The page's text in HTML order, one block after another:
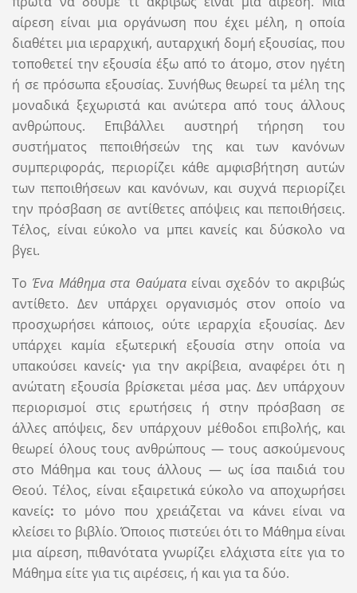
αίρεση είναι μια οργάνωση που έχει μέλη, η οποία
διαθέτει μια ιεραρχική, αυταρχική δομή εξουσίας, που
τοποθετεί την εξουσία έξω από το άτομο, στον ηγέτη
ή σε πρόσωπα εξουσίας. Συνήθως θεωρεί τα μέλη της
μοναδικά ξεχωριστά και ανώτερα από τους άλλους
ανθρώπους. Επιβάλλει αυστηρή τήρηση του
συστήματος πεποιθήσεών της και των κανόνων
συμπεριφοράς, περιορίζει κάθε αμφισβήτηση αυτών
των πεποιθήσεων και κανόνων, και συχνά περιορίζει
την πρόσβαση σε αντίθετες απόψεις και πεποιθήσεις.
Τέλος, είναι εύκολο να μπει κανείς και δύσκολο να
βγει.
Το Ένα Μάθημα στα Θαύματαείναι σχεδόν το ακριβώς
αντίθετο. Δεν υπάρχει οργανισμός στον οποίο να
προσχωρήσει κάποιος, ούτε ιεραρχία εξουσίας. Δεν
υπάρχει καμία εξωτερική εξουσία στην οποία να
υπακούσει κανείς· για την ακρίβεια, αναφέρει ότι η
ανώτατη εξουσία βρίσκεται μέσα μας. Δεν υπάρχουν
περιορισμοί στις ερωτήσεις ή στην πρόσβαση σε
άλλες απόψεις, δεν υπάρχουν μέθοδοι επιβολής, και
θεωρεί όλους τους ανθρώπους — τους ασκούμενους
στο Μάθημα και τους άλλους — ως ίσα παιδιά του
Θεού. Τέλος, είναι εξαιρετικά εύκολο να αποχωρήσει
κανείς: το μόνο που χρειάζεται να κάνει είναι να
κλείσει το βιβλίο. Όποιος πιστεύει ότι το Μάθημα είναι
μια αίρεση, πιθανότατα γνωρίζει ελάχιστα είτε για το
Μάθημα είτε για τις αιρέσεις, ή και για τα δύο.